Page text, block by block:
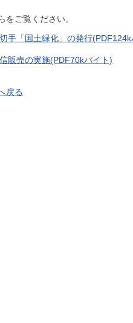
をご覧ください。
手「国土緑化」の発行(PDF124k
販売の実施(PDF70kバイト)
戻る